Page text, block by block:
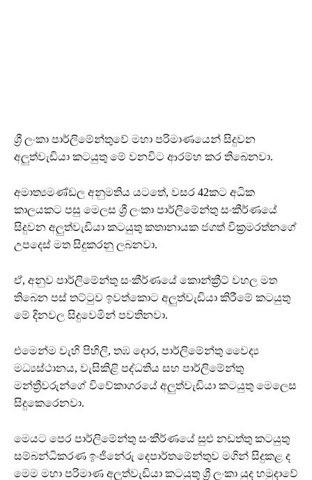
ශ්‍රී ලංකා පාර්ලිමේන්තුවේ මහා පරිමාණයෙන් සිදුවන
අලුත්වැඩියා කටයුතු මේ වනවිට ආරම්හ කර තිබෙනවා.
අමාත්‍යමණ්ඩල අනුමතිය යටතේ, වසර 42කට අධික
කාලයකට පසු මෙලස ශ්‍රී ලංකා පාර්ලිමේන්තු සංකීර්ණයේ
සිදුවන අලුත්වැඩියා කටයුතු කතානායක ජගත් වික්‍රමරත්නගේ
උපදෙස් මත සිදුකරනු ලබනවා.
ඒ, අනුව පාර්ලිමේන්තු සංකීර්ණයේ කොන්ක්‍රීට් වහල මත
තිබෙන පස් තට්ටුව ඉවත්කොට අලුත්වැඩියා කිරීමේ කටයුතු
මේ දිනවල සිදුවෙමින් පවතිනවා.
එමෙන්ම වැහි පිහිලි, තඹ දොර, පාර්ලිමේන්තු වෛද්‍ය
මධ්‍යස්ථානය, වැසිකිළි පද්ධතිය සහ පාර්ලිමේන්තු
මන්ත්‍රීවරුන්ගේ විවේකාගරයේ අලුත්වැඩියා කටයුතු මෙලෙස
සිදුකෙරෙනවා.
මෙයට පෙර පාර්ලිමේන්තු සංකීර්ණයේ සුළු නඩත්තු කටයුතු
සම්බන්ධිකරණ ඉංජිනේරු දෙපාර්තමේන්තුව මගින් සිදුකළ ද
මෙම මහා පරිමාණ අලුත්වැඩියා කටයුතු ශ්‍රී ලංකා යුද හමුදාවේ